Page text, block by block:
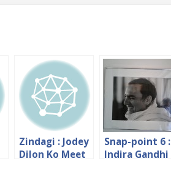
Zindagi : Jodey
Dilon Ko Meet
Snap-point 6 :
Indira Gandhi